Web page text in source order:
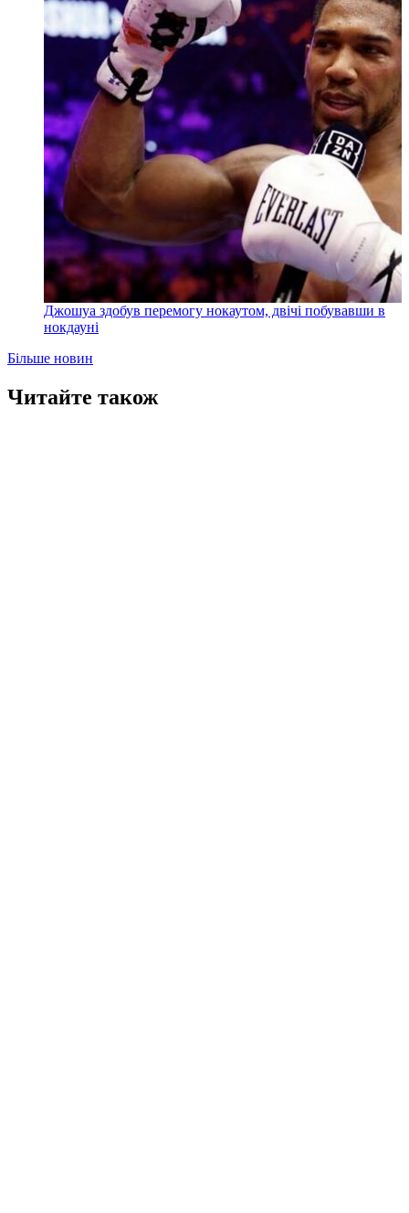
Джошуа здобув перемогу нокаутом, двічі побувавши в
нокдауні
Більше новин
Читайте також